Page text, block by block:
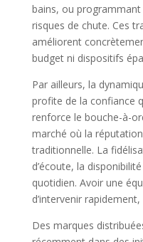
bains, ou programmant
risques de chute. Ces
améliorent
budget ni dispositifs
Par ailleurs, la
profite de la confiance
renforce le bouche-à-
marché où la
traditionnelle. La
d’écoute, la
quotidien. Avoir une
d’intervenir
Des marques